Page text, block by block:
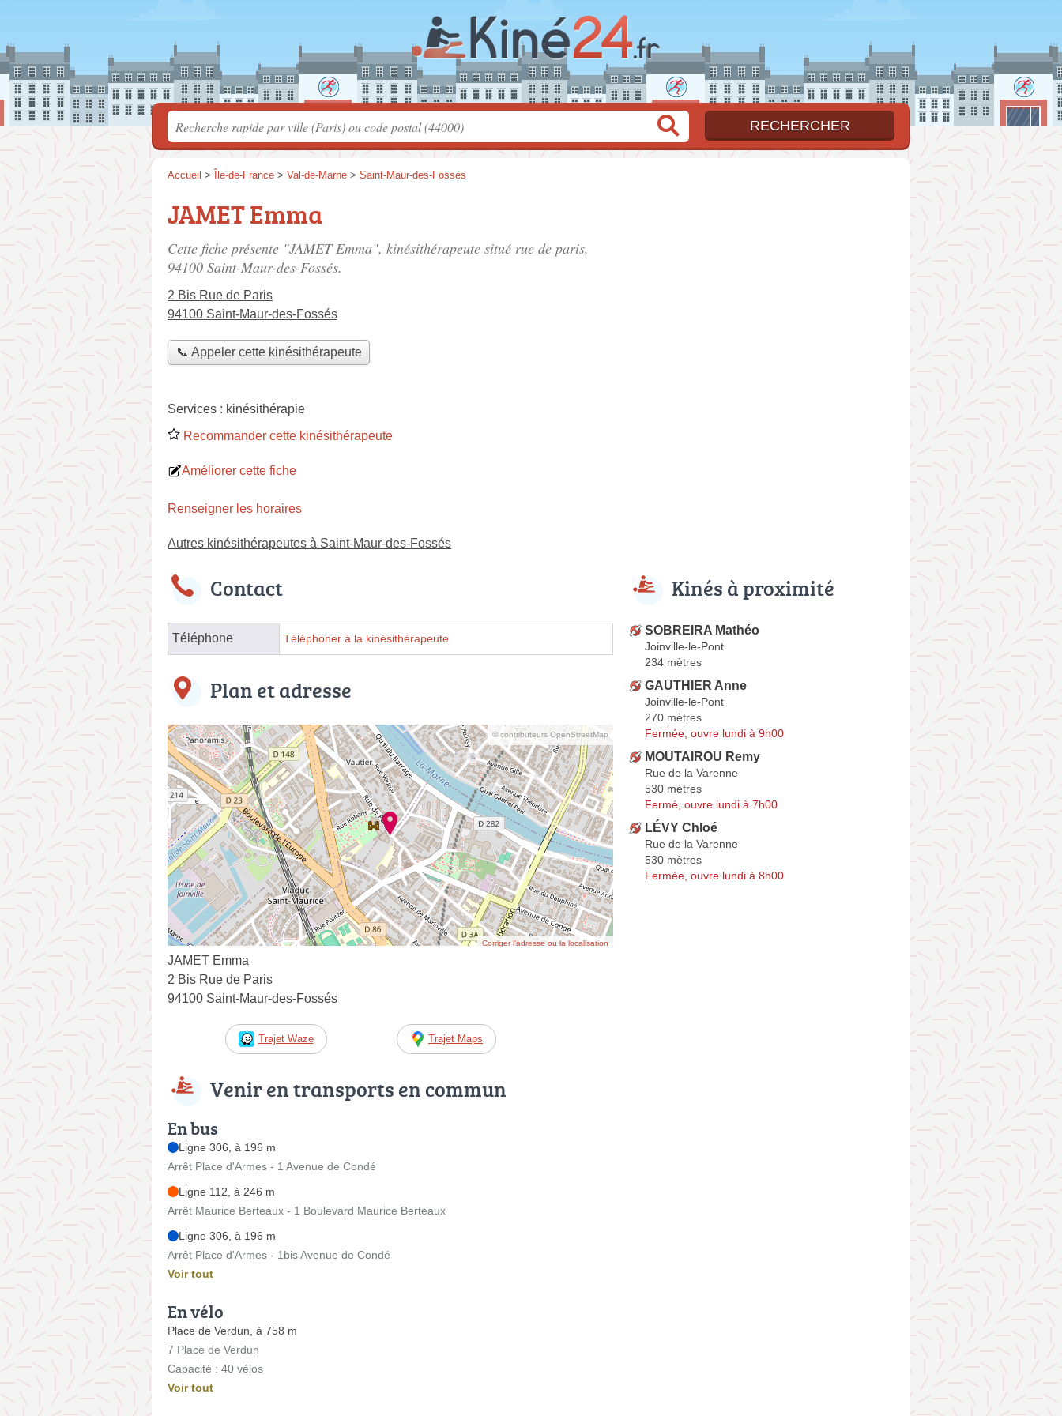
Accueil > Île-de-France > Val-de-Marne > Saint-Maur-des-Fossés
JAMET Emma
Cette fiche présente "JAMET Emma", kinésithérapeute situé rue de paris,
94100 Saint-Maur-des-Fossés.
2 Bis Rue de Paris
94100 Saint-Maur-des-Fossés
📞 Appeler cette kinésithérapeute
Services : kinésithérapie
Recommander cette kinésithérapeute
Améliorer cette fiche
Renseigner les horaires
Autres kinésithérapeutes à Saint-Maur-des-Fossés
Contact
Téléphone Téléphoner à la kinésithérapeute
Plan et adresse
© contributeurs OpenStreetMap
Corriger l’adresse ou la localisation
JAMET Emma
2 Bis Rue de Paris
94100 Saint-Maur-des-Fossés
Trajet Waze Trajet Maps
Venir en transports en commun
En bus
Ligne 306, à 196 m
Arrêt Place d'Armes - 1 Avenue de Condé
Ligne 112, à 246 m
Arrêt Maurice Berteaux - 1 Boulevard Maurice Berteaux
Ligne 306, à 196 m
Arrêt Place d'Armes - 1bis Avenue de Condé
Voir tout
En vélo
Place de Verdun, à 758 m
7 Place de Verdun
Capacité : 40 vélos
Voir tout
Kinés à proximité
SOBREIRA Mathéo
Joinville-le-Pont
234 mètres
GAUTHIER Anne
Joinville-le-Pont
270 mètres
Fermée, ouvre lundi à 9h00
MOUTAIROU Remy
Rue de la Varenne
530 mètres
Fermé, ouvre lundi à 7h00
LÉVY Chloé
Rue de la Varenne
530 mètres
Fermée, ouvre lundi à 8h00